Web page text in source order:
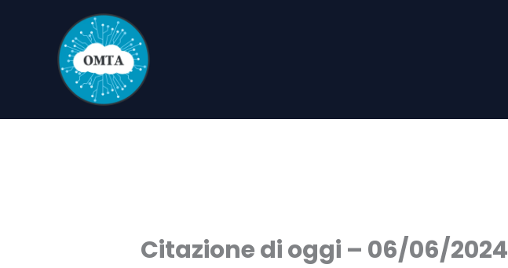
contenuto
Citazione di oggi – 06/06/2024